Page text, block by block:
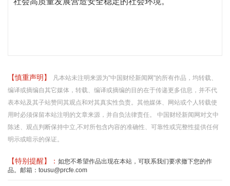
【慎重声明】
凡本站未注明来源为"中国财经新闻网"的所有作品，均转载、
编译或摘编自其它媒体，转载、编译或摘编的目的在于传递更多信息，并不代
表本站及其子站赞同其观点和对其真实性负责。其他媒体、网站或个人转载使
用时必须保留本站注明的文章来源，并自负法律责任。 中国财经新闻网对文中
陈述、观点判断保持中立,不对所包含内容的准确性、可靠性或完整性提供任何
明示或暗示的保证。
【特别提醒】： 如您不希望作品出现在本站，可联系我们要求撤下您的作
品。邮箱：tousu@prcfe.com